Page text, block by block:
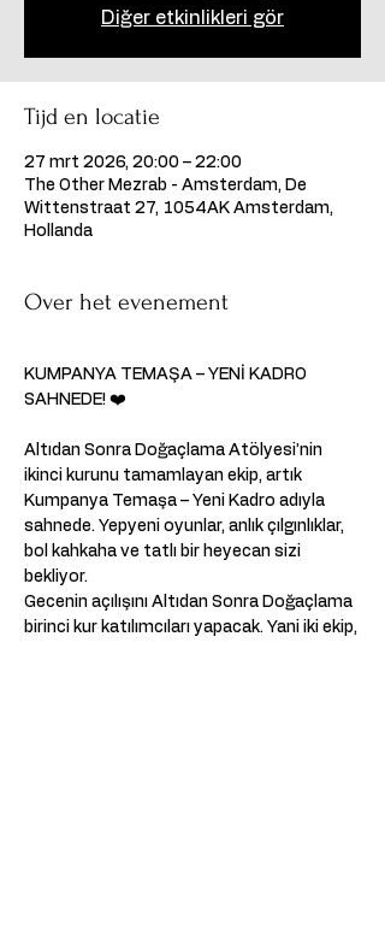
Diğer etkinlikleri gör
Tijd en locatie
27 mrt 2026, 20:00 – 22:00
The Other Mezrab - Amsterdam, De
Wittenstraat 27, 1054AK Amsterdam,
Hollanda
Over het evenement
KUMPANYA TEMAŞA – YENİ KADRO
SAHNEDE! ❤️
Altıdan Sonra Doğaçlama Atölyesi’nin
ikinci kurunu tamamlayan ekip, artık
Kumpanya Temaşa – Yeni Kadro adıyla
sahnede. Yepyeni oyunlar, anlık çılgınlıklar,
bol kahkaha ve tatlı bir heyecan sizi
bekliyor.
Gecenin açılışını Altıdan Sonra Doğaçlama
birinci kur katılımcıları yapacak. Yani iki ekip,